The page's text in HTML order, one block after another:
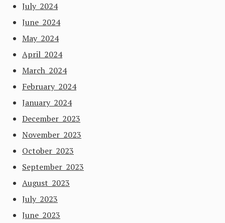
July 2024
June 2024
May 2024
April 2024
March 2024
February 2024
January 2024
December 2023
November 2023
October 2023
September 2023
August 2023
July 2023
June 2023